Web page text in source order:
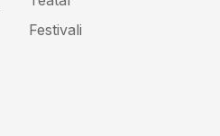
Festivali